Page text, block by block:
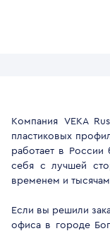
Компания VEKA
пластиковых
работает в России
себя с лучшей
временем и
Если вы решили
офиса в городе